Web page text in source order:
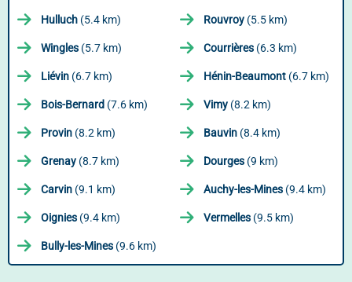
Hulluch (5.4 km) Rouvroy (5.5 km)
Wingles (5.7 km) Courrières (6.3 km)
Liévin (6.7 km) Hénin-Beaumont (6.7 km)
Bois-Bernard (7.6 km) Vimy (8.2 km)
Provin (8.2 km) Bauvin (8.4 km)
Grenay (8.7 km) Dourges (9 km)
Carvin (9.1 km) Auchy-les-Mines (9.4 km)
Oignies (9.4 km) Vermelles (9.5 km)
Bully-les-Mines (9.6 km)